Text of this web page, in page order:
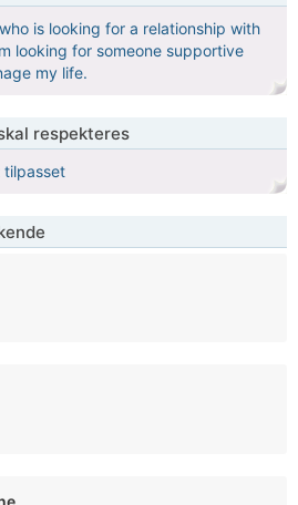
is looking for a relationship with
looking for someone supportive
my life.
respekteres
tilpasset